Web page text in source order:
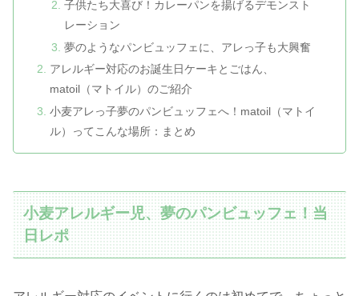
子供たち大喜び！カレーパンを揚げるデモンスト
レーション
夢のようなパンビュッフェに、アレっ子も大興奮
アレルギー対応のお誕生日ケーキとごはん、
matoil（マトイル）のご紹介
小麦アレっ子夢のパンビュッフェへ！matoil（マトイ
ル）ってこんな場所：まとめ
小麦アレルギー児、夢のパンビュッフェ！当
日レポ